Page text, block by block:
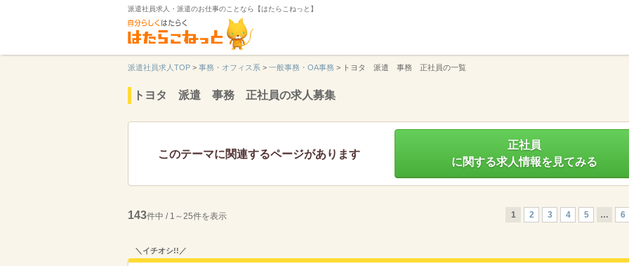
派遣社員求人・派遣のお仕事のことなら【はたらこねっと】
派遣社員求人TOP > 事務・オフィス系 > 一般事務・OA事務 > トヨタ 派遣 事務 正社員の一覧
トヨタ 派遣 事務 正社員の求人募集
このテーマに関連するページがあります
正社員
に関する求人情報を見てみる
143件中 / 1～25件を表示 1 2 3 4 5 … 6
＼イチオシ!!／